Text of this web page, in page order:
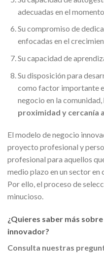
adecuadas en el
Su compromiso de
enfocadas en el
Su capacidad de
Su disposición para
como factor importante
negocio en la
proximidad y cercanía
El modelo de negocio
proyecto profesional y
profesional para aquellos
medio plazo en un sector
Por ello, el proceso de
minucioso.
¿Quieres saber más
innovador?
Consulta nuestras